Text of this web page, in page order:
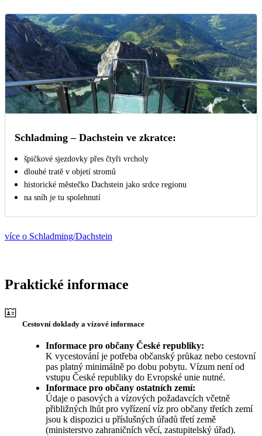
Schladming – Dachstein ve zkratce:
špičkové sjezdovky přes čtyři vrcholy
dlouhé tratě v objetí stromů
historické městečko Dachstein jako srdce regionu
na sníh je tu spolehnutí
více o Schladming/Dachstein
Praktické informace
Cestovní doklady a vízové informace
Informace pro občany České republiky:
K vycestování je potřeba občanský průkaz nebo cestovní
pas platný minimálně po dobu pobytu. Vízum není od
vstupu České republiky do Evropské unie nutné.
Informace pro občany ostatních zemí:
Údaje o pasových a vízových požadavcích včetně
přibližných lhůt pro vyřízení víz pro občany třetích zemí
jsou k dispozici u příslušných úřadů třetí země
(ministerstvo zahraničních věcí, zastupitelský úřad).